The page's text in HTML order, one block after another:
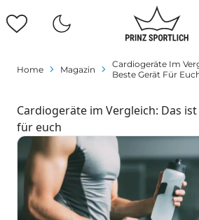
Home Magazin
Cardiogeräte Im
Beste Gerät Für
Cardiogeräte im Vergleich: Das
für euch